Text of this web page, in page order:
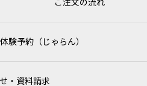
ご注文の流れ
験予約（じゃらん）
・資料請求